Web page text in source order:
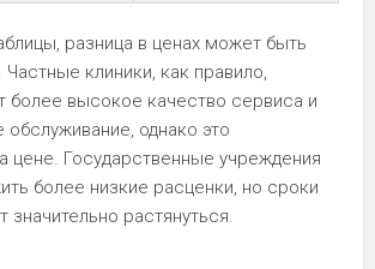
разница в ценах может быть
клиники, как правило,
более высокое качество сервиса и
однако это
цене. Государственные учреждения
более низкие расценки, но сроки
значительно растянуться.